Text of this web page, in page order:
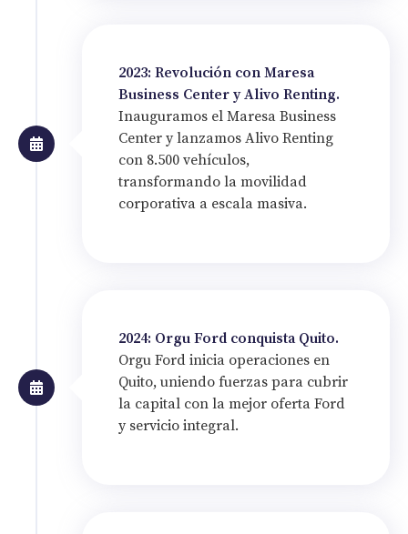
2023: Revolución con Maresa
Business Center y Alivo Renting.
Inauguramos el Maresa Business
Center y lanzamos Alivo Renting
con 8.500 vehículos,
transformando la movilidad
corporativa a escala masiva.
2024: Orgu Ford conquista Quito.
Orgu Ford inicia operaciones en
Quito, uniendo fuerzas para cubrir
la capital con la mejor oferta Ford
y servicio integral.